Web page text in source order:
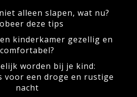
alleen slapen, wat nu?
deze tips
kinderkamer gezellig en
comfortabel?
worden bij je kind:
voor een droge en rustige
nacht